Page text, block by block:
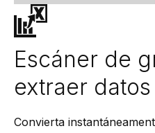
Escáner de
extraer
Convierta